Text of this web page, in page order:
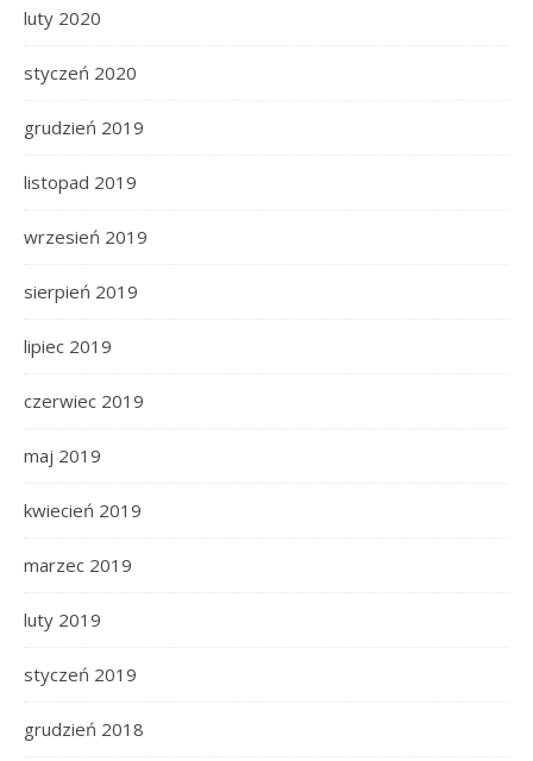
luty 2020
styczeń 2020
grudzień 2019
listopad 2019
wrzesień 2019
sierpień 2019
lipiec 2019
czerwiec 2019
maj 2019
kwiecień 2019
marzec 2019
luty 2019
styczeń 2019
grudzień 2018